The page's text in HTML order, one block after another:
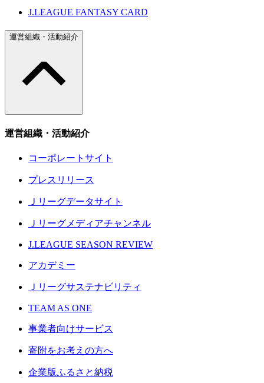
J.LEAGUE FANTASY CARD
運営組織・活動紹介
運営組織・活動紹介
コーポレートサイト
プレスリリース
Ｊリーグデータサイト
Ｊリーグメディアチャンネル
J.LEAGUE SEASON REVIEW
アカデミー
Ｊリーグサステナビリティ
TEAM AS ONE
事業者向けサービス
寄附をお考えの方へ
企業版ふるさと納税